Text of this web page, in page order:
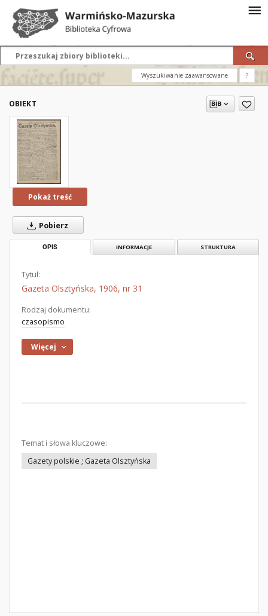
Wyszukiwanie zaawansowane ?
OBIEKT
Pokaż treść
Pobierz
OPIS INFORMACJE STRUKTURA
Tytuł:
Gazeta Olsztyńska, 1906, nr 31
Rodzaj dokumentu:
czasopismo
Więcej
Temat i słowa kluczowe:
Gazety polskie ; Gazeta Olsztyńska